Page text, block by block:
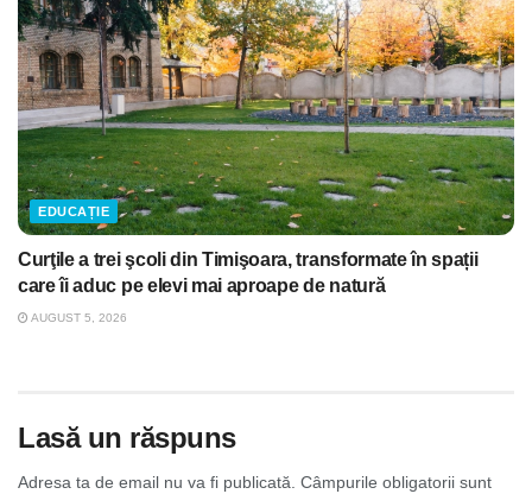
EDUCAȚIE
Curţile a trei şcoli din Timişoara, transformate în spații
care îi aduc pe elevi mai aproape de natură
AUGUST 5, 2026
Lasă un răspuns
Adresa ta de email nu va fi publicată. Câmpurile obligatorii sunt